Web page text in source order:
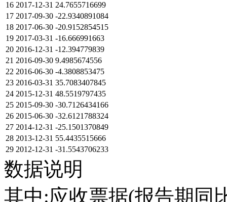
16 2017-12-31 24.7655716699
17 2017-09-30 -22.9340891084
18 2017-06-30 -20.9152854515
19 2017-03-31 -16.666991663
20 2016-12-31 -12.394779839
21 2016-09-30 9.4985674556
22 2016-06-30 -4.3808853475
23 2016-03-31 35.7083407845
24 2015-12-31 48.5519797435
25 2015-09-30 -30.7126434166
26 2015-06-30 -32.6121788324
27 2014-12-31 -25.1501370849
28 2013-12-31 55.4435515666
29 2012-12-31 -31.5543706233
数据说明
其中:应收票据(报告期同